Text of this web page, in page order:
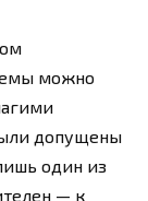
можно
допущены
один из
— к